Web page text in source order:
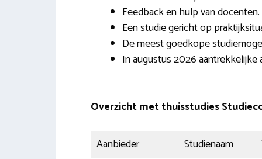
Feedback en hulp van docenten.
Een studie gericht op
De meest goedkope
In augustus 2026 aantrekkelijke
Overzicht met thuisstudies
Aanbieder Studienaam